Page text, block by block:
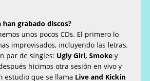
han grabado discos?
unos pocos CDs. El primero lo
improvisados, incluyendo las letras,
par de singles: Ugly Girl, Smoke y
hicimos otra sesión en vivo y
estudio que se llama Live and Kickin